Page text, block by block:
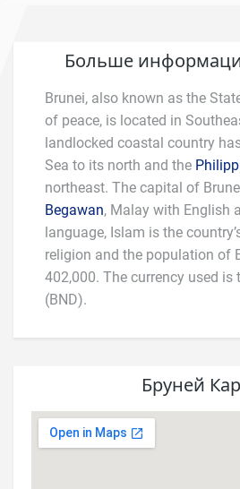
Больше
Brunei, also known as the
of peace, is located in
landlocked coastal country
Sea to its north and the
northeast. The capital of
Begawan, Malay with English
language, Islam is the
religion and the population of
402,000. The currency used is
(BND).
Бруней